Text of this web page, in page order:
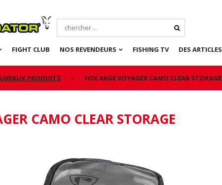
FIGHT CLUB NOS REVENDEURS FISHING TV DES ARTICLES
PRODUITS FOX RAGE VOYAGER CAMO CLEAR STORAGE
CAMO CLEAR STORAGE